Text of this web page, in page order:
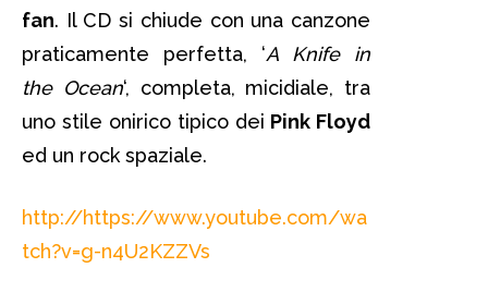
fan. Il CD si chiude con una canzone
praticamente perfetta, ‘A
Knife in
the Ocean‘, completa, micidiale, tra
uno stile onirico tipico dei Pink Floyd
ed un rock spaziale.
http://https://www.youtube.com/wa
tch?v=g-n4U2KZZVs